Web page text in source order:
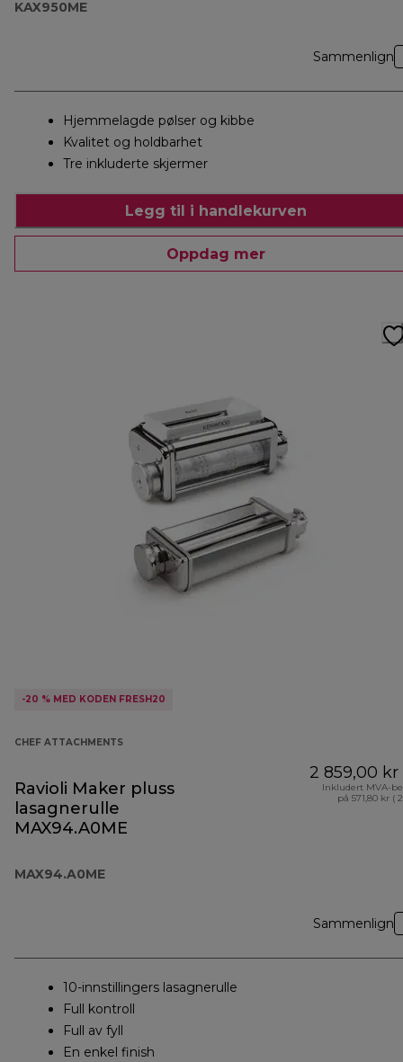
KAX950ME
Sammenlign
Hjemmelagde pølser og kibbe
Kvalitet og holdbarhet
Tre inkluderte skjermer
Legg til i handlekurven
Oppdag mer
-20 % MED KODEN FRESH20
CHEF ATTACHMENTS
Ravioli Maker pluss
lasagnerulle
MAX94.A0ME
MAX94.A0ME
2 859,00 kr
Inkludert MVA-
på 571,80 kr (
Sammenlign
10-innstillingers lasagnerulle
Full kontroll
Full av fyll
En enkel finish